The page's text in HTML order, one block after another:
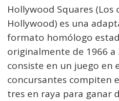
Hollywood Squares (Los
Hollywood) es una
formato homólogo
originalmente de 1966 a
consiste en un juego en
concursantes compiten
tres en raya para ganar